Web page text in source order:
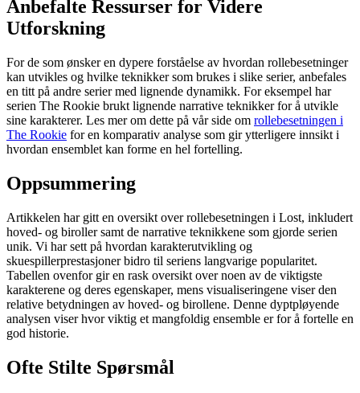
Anbefalte Ressurser for Videre
Utforskning
For de som ønsker en dypere forståelse av hvordan rollebesetninger
kan utvikles og hvilke teknikker som brukes i slike serier, anbefales
en titt på andre serier med lignende dynamikk. For eksempel har
serien The Rookie brukt lignende narrative teknikker for å utvikle
sine karakterer. Les mer om dette på vår side om rollebesetningen i
The Rookie for en komparativ analyse som gir ytterligere innsikt i
hvordan ensemblet kan forme en hel fortelling.
Oppsummering
Artikkelen har gitt en oversikt over rollebesetningen i Lost, inkludert
hoved- og biroller samt de narrative teknikkene som gjorde serien
unik. Vi har sett på hvordan karakterutvikling og
skuespillerprestasjoner bidro til seriens langvarige popularitet.
Tabellen ovenfor gir en rask oversikt over noen av de viktigste
karakterene og deres egenskaper, mens visualiseringene viser den
relative betydningen av hoved- og birollene. Denne dyptpløyende
analysen viser hvor viktig et mangfoldig ensemble er for å fortelle en
god historie.
Ofte Stilte Spørsmål